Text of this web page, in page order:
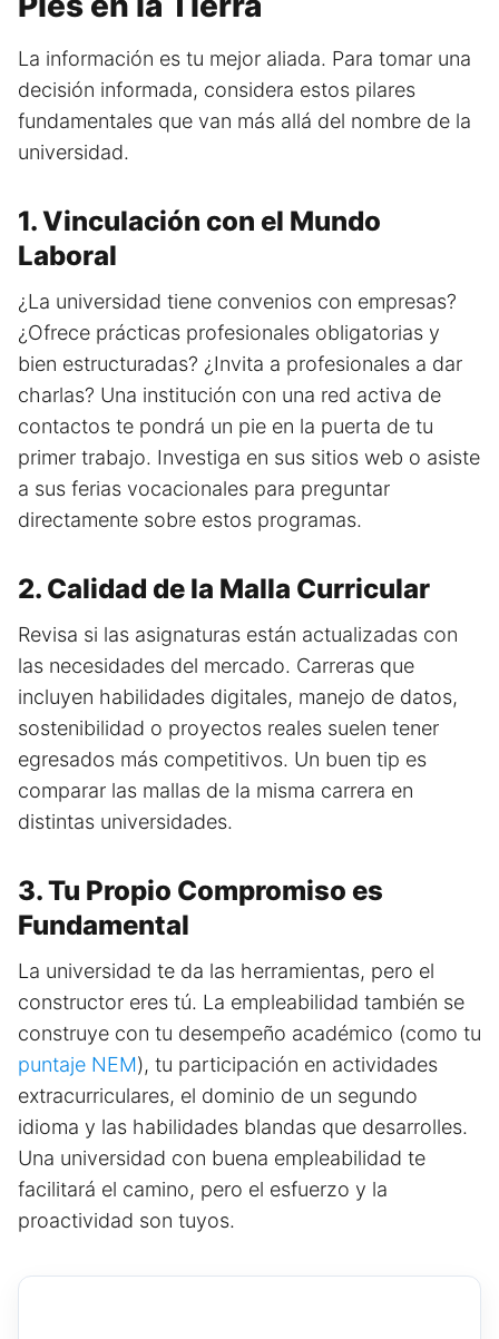
La información es tu mejor aliada. Para tomar una
decisión informada, considera estos pilares
fundamentales que van más allá del nombre de la
universidad.
1. Vinculación con el Mundo
Laboral
¿La universidad tiene convenios con empresas?
¿Ofrece prácticas profesionales obligatorias y
bien estructuradas? ¿Invita a profesionales a dar
charlas? Una institución con una red activa de
contactos te pondrá un pie en la puerta de tu
primer trabajo. Investiga en sus sitios web o asiste
a sus ferias vocacionales para preguntar
directamente sobre estos programas.
2. Calidad de la Malla Curricular
Revisa si las asignaturas están actualizadas con
las necesidades del mercado. Carreras que
incluyen habilidades digitales, manejo de datos,
sostenibilidad o proyectos reales suelen tener
egresados más competitivos. Un buen tip es
comparar las mallas de la misma carrera en
distintas universidades.
3. Tu Propio Compromiso es
Fundamental
La universidad te da las herramientas, pero el
constructor eres tú. La empleabilidad también se
construye con tu desempeño académico (como tu
puntaje NEM), tu participación en actividades
extracurriculares, el dominio de un segundo
idioma y las habilidades blandas que desarrolles.
Una universidad con buena empleabilidad te
facilitará el camino, pero el esfuerzo y la
proactividad son tuyos.